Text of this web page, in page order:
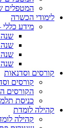
המטפלים
לימודי הכשרה
מידע
שנה
שנה
קורסים וסדנאות
קורסים
הקורסים
כניסת
קהילה לומדת
קהילה